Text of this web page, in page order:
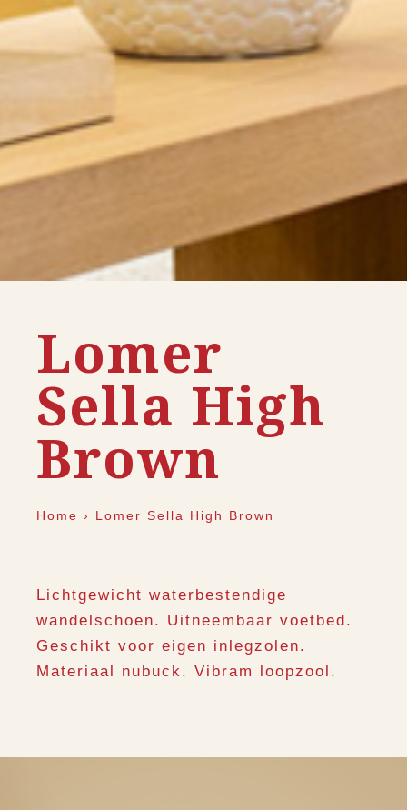
Lomer
Sella High
Brown
Home › Lomer Sella High Brown
Lichtgewicht waterbestendige
wandelschoen. Uitneembaar voetbed.
Geschikt voor eigen inlegzolen.
Materiaal nubuck. Vibram loopzool.